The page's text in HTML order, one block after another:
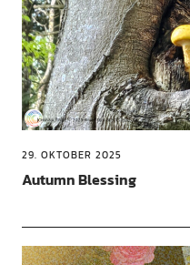
29. OKTOBER 2025
Autumn Blessing